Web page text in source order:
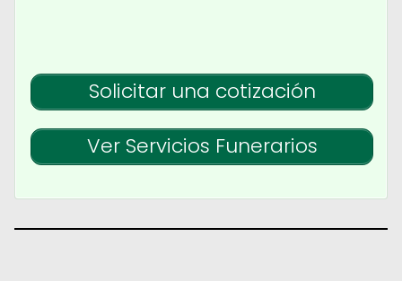
Solicitar una cotización
Ver Servicios Funerarios